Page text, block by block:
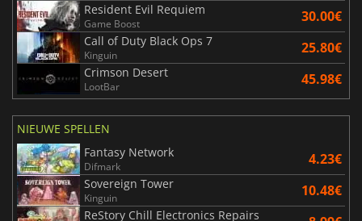
Resident Evil Requiem
Game Boost 30.00€
Call of Duty Black Ops 7
Kinguin 25.80€
Crimson Desert
LootBar 45.98€
NIEUWE SPELLEN
Fantasy Network
Difmark 4.23€
Sovereign Tower
Kinguin 10.48€
ReStory Chill Electronics Repairs